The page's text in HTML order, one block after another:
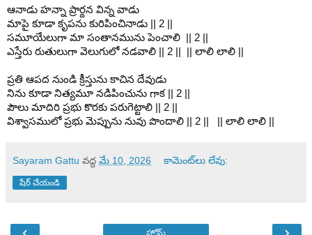
ఆనాడు హన్నా ప్రార్థన విన్న వాడు
మాపై కూడా కృపను కురిపించినాడు || 2 ||
సమూయేలుగా మా సంతానమును పెంచాలి  || 2 ||
ఎస్తేరు రుతులుగా వెలుగులో నడవాలి || 2 ||  || లాలి లాలి ||
ప్రతి ఆపద నుండి క్రీస్తును కాచిన దేవుడు
నిను కూడా నిత్యమూ నడిపించును గాక || 2 ||
పౌలు మాదిరి ప్రభు కొరకు పరుగెట్టాలి || 2 ||
విశ్వాసములో ప్రభు మెప్పును నువు పొందాలి || 2 ||   || లాలి లాలి ||
Sayaram Gattu వద్ద మే 10, 2026 కామెంట్‌లు లేవు:
షేర్ చేయండి
హోమ్